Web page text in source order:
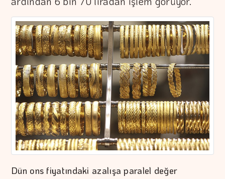
Dün ons fiyatındaki azalışa paralel değer